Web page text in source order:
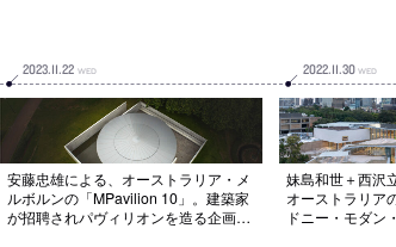
2023.11.22 WED
安藤忠雄による、オーストラリア・メ
ルボルンの「MPavilion 10」。建築家
が招聘されパヴィリオンを造る企画の
2022.11.30 WED
妹島和世＋西沢
オーストラリア
ドニー・モダン